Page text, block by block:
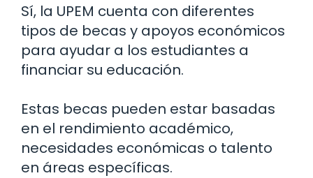
Sí, la UPEM cuenta con diferentes
tipos de becas y apoyos económicos
para ayudar a los estudiantes a
financiar su educación.
Estas becas pueden estar basadas
en el rendimiento académico,
necesidades económicas o talento
en áreas específicas.